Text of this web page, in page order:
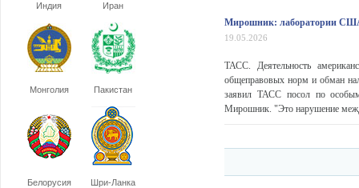
Индия Иран
Монголия Пакистан
Белорусия Шри-Ланка
Мирошник: лаборатории
19.05.2026
ТАСС. Деятельность
общеправовых норм и обман
заявил ТАСС посол по
Мирошник. "Это нарушение